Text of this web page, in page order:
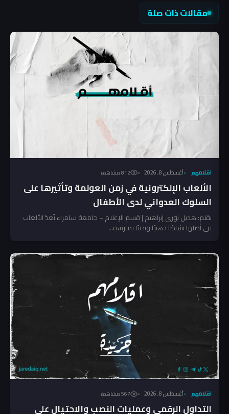
مقالات ذات صلة
اقلامهم أغسطس 8, 2026 812 مشاهدة
الألعاب الإلكترونية في زمن العولمة وتأثيرها على
السلوك العدواني لدى الأطفال
بقلم: هديل نوري إبراهيم | قسم الإعلام – جامعة سامراء ​تُعدّ الألعاب
في أصلها نشاطًا ذهنيًا وبدنيًا يمارسه...
اقلامهم أغسطس 8, 2026 567 مشاهدة
التداول الرقمي وعمليات النصب والاحتيال على